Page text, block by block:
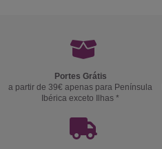
Portes Grátis
a partir de 39€ apenas para Península
Ibérica exceto Ilhas *